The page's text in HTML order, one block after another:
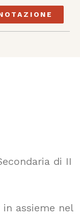
di II
assieme nel